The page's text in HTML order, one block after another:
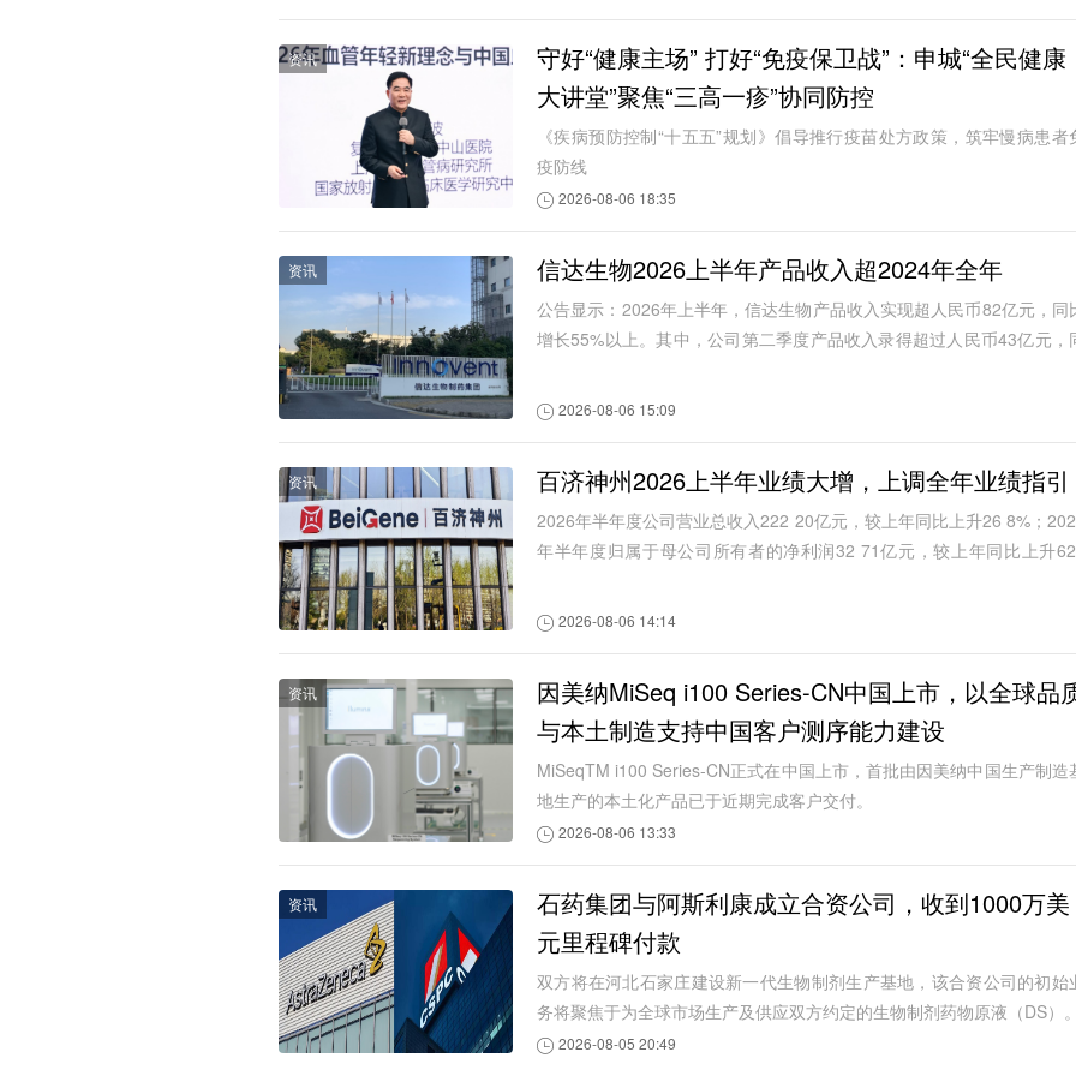
资讯
守好“健康主场” 打好“免疫保卫战”：申城“全民健康
大讲堂”聚焦“三高一疹”协同防控
《疾病预防控制“十五五”规划》倡导推行疫苗处方政策，筑牢慢病患者
疫防线
2026-08-06 18:35
资讯 信达生物2026上半年产品收入超2024年全年
公告显示：2026年上半年，信达生物产品收入实现超人民币82亿元，同
增长55%以上。其中，公司第二季度产品收入录得超过人民币43亿元，
2026-08-06 15:09
资讯 百济神州2026上半年业绩大增，上调全年业绩指引
2026年半年度公司营业总收入222 20亿元，较上年同比上升26 8%；
年半年度归属于母公司所有者的净利润32 71亿元，较上年同比上升
2026-08-06 14:14
资讯
因美纳MiSeq i100 Series-CN中国上市，以全球品
与本土制造支持中国客户测序能力建设
MiSeqTM i100 Series-CN正式在中国上市，首批由因美纳中国生产制造
地生产的本土化产品已于近期完成客户交付。
2026-08-06 13:33
资讯
石药集团与阿斯利康成立合资公司，收到1000万美
元里程碑付款
双方将在河北石家庄建设新一代生物制剂生产基地，该合资公司的初始
务将聚焦于为全球市场生产及供应双方约定的生物制剂药物原液（DS）。
2026-08-05 20:49